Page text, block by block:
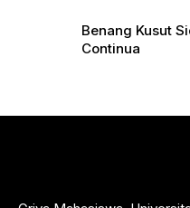
Benang Kusut
Continua